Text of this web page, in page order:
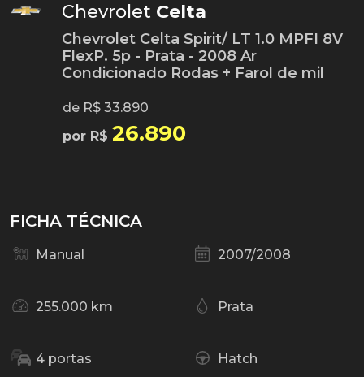
Chevrolet Celta
Chevrolet Celta Spirit/ LT 1.0 MPFI 8V
FlexP. 5p - Prata - 2008 Ar
Condicionado Rodas + Farol de mil
de R$ 33.890
por R$ 26.890
FICHA TÉCNICA
Manual 2007/2008
255.000 km Prata
4 portas Hatch